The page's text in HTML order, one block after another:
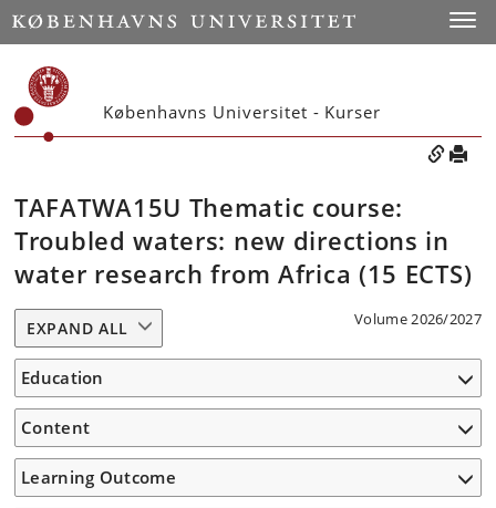
Københavns Universitet - Kurser
TAFATWA15U Thematic course:
Troubled waters: new directions in
water research from Africa (15 ECTS)
Volume 2026/2027
EXPAND ALL
Education
Content
Learning Outcome